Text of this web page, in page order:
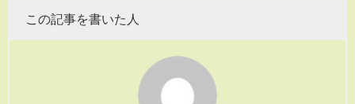
この記事を書いた人